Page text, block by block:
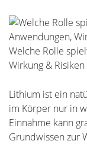
Welche Rolle
Wirkung & Risiken
Lithium ist ein
im Körper nur in
Einnahme kann
Grundwissen zur